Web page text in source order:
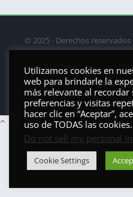
© 2025 - Derechos reservados
privacidad/Política de Cookies
Utilizamos cookies en
web para brindarle la
más relevante al recordar
preferencias y visitas
hacer clic en “Aceptar”,
uso de TODAS las cookies.
Do not sell my personal
Cookie Settings